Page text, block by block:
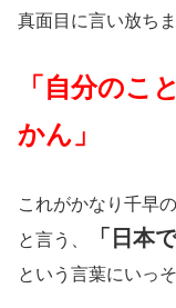
真面目に言い放ちま
「自分のこ
かん」
これがかなり千早
と言う、
「日本
という言葉にいっ